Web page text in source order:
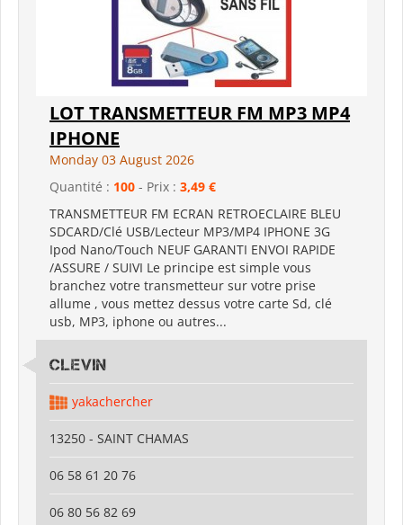
LOT TRANSMETTEUR FM MP3 MP4
IPHONE
Monday 03 August 2026
Quantité : 100 - Prix : 3,49 €
TRANSMETTEUR FM ECRAN RETROECLAIRE BLEU
SDCARD/Clé USB/Lecteur MP3/MP4 IPHONE 3G
Ipod Nano/Touch NEUF GARANTI ENVOI RAPIDE
/ASSURE / SUIVI Le principe est simple vous
branchez votre transmetteur sur votre prise
allume , vous mettez dessus votre carte Sd, clé
usb, MP3, iphone ou autres...
CLEVIN
yakachercher
13250 - SAINT CHAMAS
06 58 61 20 76
06 80 56 82 69